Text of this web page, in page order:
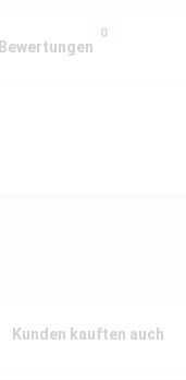
Bewertungen
0
Kunden kauften auch